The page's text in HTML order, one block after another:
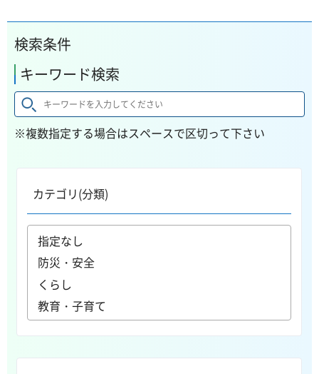
検索条件
キーワード検索
※複数指定する場合はスペースで区切って下さい
カテゴリ(分類)